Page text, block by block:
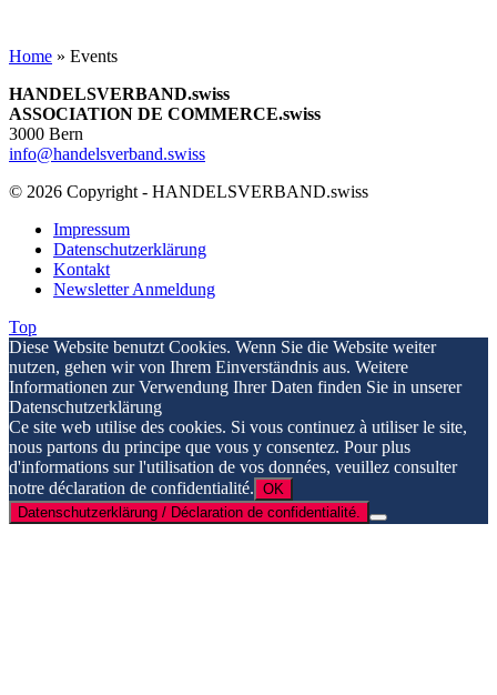
Home » Events
HANDELSVERBAND.swiss
ASSOCIATION DE COMMERCE.swiss
3000 Bern
info@handelsverband.swiss
© 2026 Copyright - HANDELSVERBAND.swiss
Impressum
Datenschutzerklärung
Kontakt
Newsletter Anmeldung
Top
Diese Website benutzt Cookies. Wenn Sie die Website weiter
nutzen, gehen wir von Ihrem Einverständnis aus. Weitere
Informationen zur Verwendung Ihrer Daten finden Sie in unserer
Datenschutzerklärung
Ce site web utilise des cookies. Si vous continuez à utiliser le site,
nous partons du principe que vous y consentez. Pour plus
d'informations sur l'utilisation de vos données, veuillez consulter
notre déclaration de confidentialité. OK
Datenschutzerklärung / Déclaration de confidentialité.